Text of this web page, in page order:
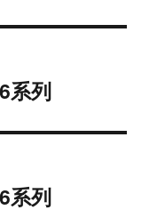
系列
系列